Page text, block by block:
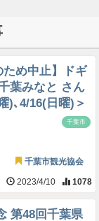
ため中止】ドギ
葉みなと さん
)､4/16(日曜)＞
千葉市
千葉市観光協会
2023/4/10 1078
第48回千葉県